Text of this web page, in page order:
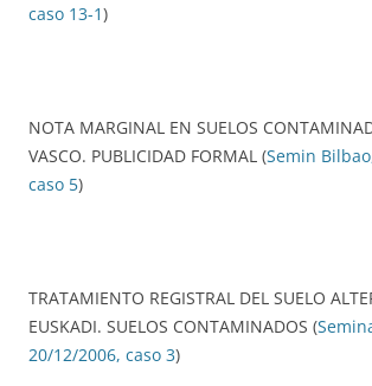
caso 13-1)
NOTA MARGINAL EN SUELOS
VASCO. PUBLICIDAD FORMAL (Semin
caso 5)
TRATAMIENTO REGISTRAL DEL SUELO
EUSKADI. SUELOS CONTAMINADOS (
20/12/2006, caso 3)